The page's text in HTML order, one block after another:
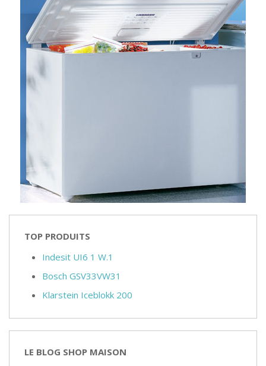
TOP PRODUITS
Indesit UI6 1 W.1
Bosch GSV33VW31
Klarstein Iceblokk 200
LE BLOG SHOP MAISON